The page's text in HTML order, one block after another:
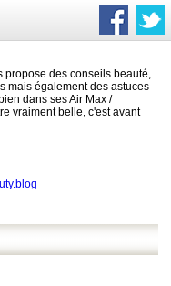
propose des conseils beauté,
mais également des astuces
dans ses Air Max /
vraiment belle, c'est avant